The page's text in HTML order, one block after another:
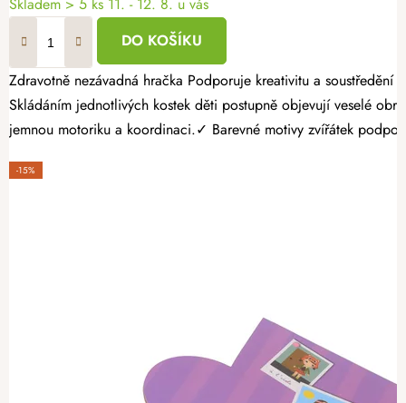
Skladem > 5 ks 11. - 12. 8. u vás
DO KOŠÍKU
Zdravotně nezávadná hračka Podporuje kreativitu a soustředění Bez ostrých hran a třísek Dřevěné obrázkové kostky se zvířátky jsou krásná vzdělávací dřevěná hračka pro děti, která spojuje zábavu s učením.
Skládáním jednotlivých kostek děti postupně objevují veselé obrázky zvířátek a procvičují své dovednosti. Proč vybrat
jemnou motoriku a koordinaci.✓ Barevné motivy zvířátek
-15%